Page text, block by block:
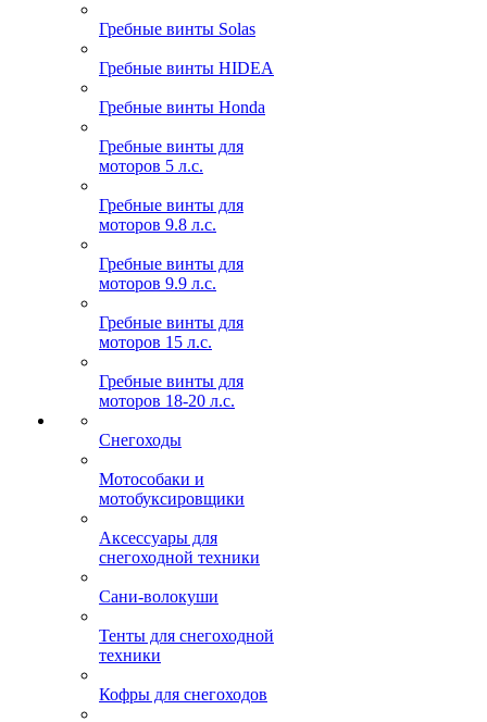
Гребные винты Solas
Гребные винты HIDEA
Гребные винты Honda
Гребные винты для
моторов 5 л.с.
Гребные винты для
моторов 9.8 л.с.
Гребные винты для
моторов 9.9 л.с.
Гребные винты для
моторов 15 л.с.
Гребные винты для
моторов 18-20 л.с.
Снегоходы
Мотособаки и
мотобуксировщики
Аксессуары для
снегоходной техники
Сани-волокуши
Тенты для снегоходной
техники
Кофры для снегоходов